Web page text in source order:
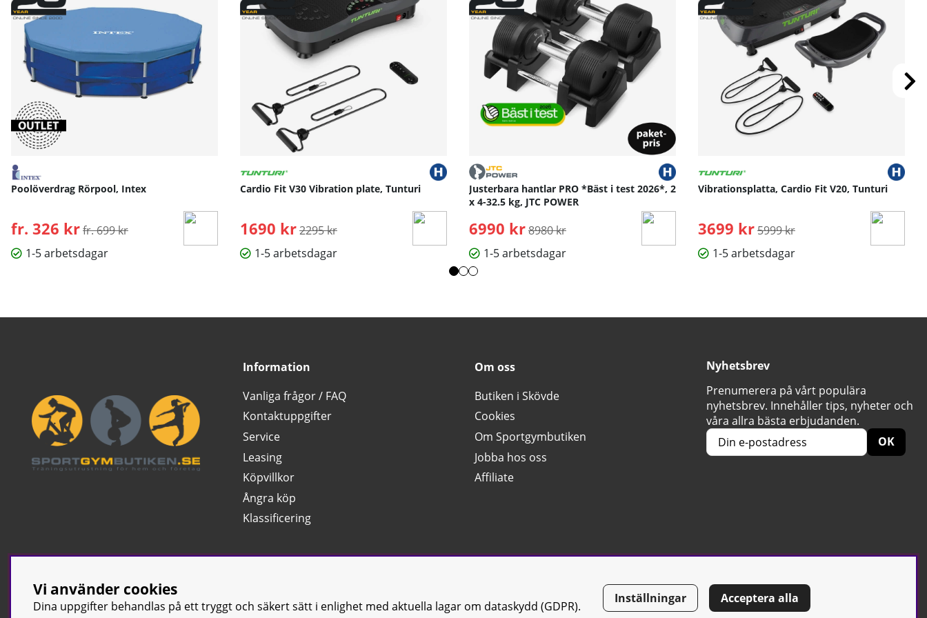
Poolöverdrag Rörpool, Intex
fr. 326 krOrdinarie pris:
fr. 699 kr
1-5 arbetsdagar
Cardio Fit V30 Vibration plate, Tunturi
1690 kr Ordinarie pris:
2295 kr
1-5 arbetsdagar
Justerbara hantlar PRO *Bäst i test 2026*, 2
x 4-32.5 kg, JTC POWER
6990 kr Ordinarie pris:
8980 kr
1-5 arbetsdagar
Vibrationsplatta, Cardio Fit V20, Tunturi
3699 kr Ordinarie pris:
5999 kr
1-5 arbetsdagar
Information
Vanliga frågor / FAQ
Kontaktuppgifter
Service
Leasing
Köpvillkor
Ångra köp
Klassificering
Om oss
Butiken i Skövde
Cookies
Om Sportgymbutiken
Jobba hos oss
Affiliate
Nyhetsbrev
Prenumerera på vårt populära
nyhetsbrev. Innehåller tips, nyheter och
våra allra bästa erbjudanden.
OK
© Sport & Gym Butiken JTC AB |Kontakta oss| All rights reserved | Org.nr: 556668-7058 | Tel: 0500-42 87 00
Vi använder cookies
Dina uppgifter behandlas på ett tryggt och säkert sätt i enlighet med aktuella lagar om dataskydd (GDPR).
Inställningar Acceptera alla